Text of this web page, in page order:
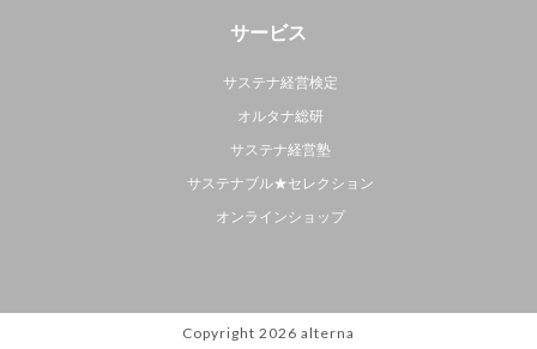
サービス
サステナ経営検定
オルタナ総研
サステナ経営塾
サステナブル★セレクション
オンラインショップ
Copyright 2026 alterna